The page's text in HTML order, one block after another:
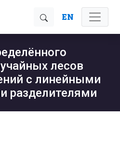
EN
лесов
с линейными
разделителями